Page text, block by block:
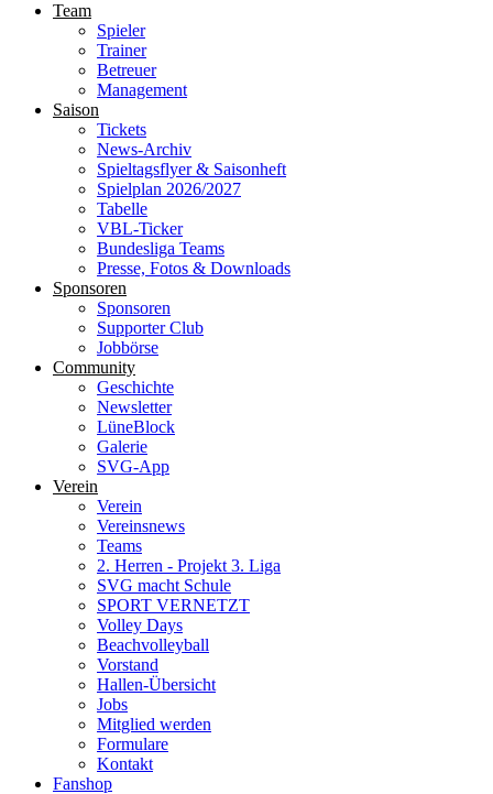
Team
Spieler
Trainer
Betreuer
Management
Saison
Tickets
News-Archiv
Spieltagsflyer & Saisonheft
Spielplan 2026/2027
Tabelle
VBL-Ticker
Bundesliga Teams
Presse, Fotos & Downloads
Sponsoren
Sponsoren
Supporter Club
Jobbörse
Community
Geschichte
Newsletter
LüneBlock
Galerie
SVG-App
Verein
Verein
Vereinsnews
Teams
2. Herren - Projekt 3. Liga
SVG macht Schule
SPORT VERNETZT
Volley Days
Beachvolleyball
Vorstand
Hallen-Übersicht
Jobs
Mitglied werden
Formulare
Kontakt
Fanshop